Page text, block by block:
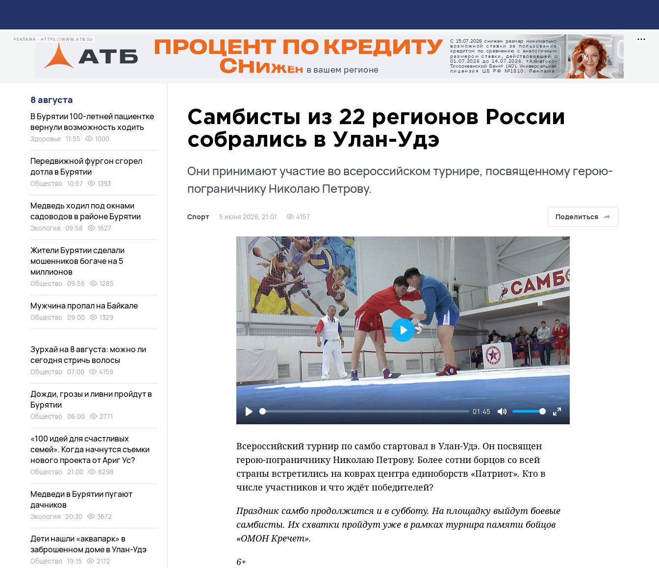
РЕКЛАМА • HTTPS://WWW.ATB.SU
Самбисты из 22 регионов России
собрались в Улан-Удэ
Они принимают участие во всероссийском турнире, посвященному герою-
пограничнику Николаю Петрову.
Спорт 5 июня 2026, 21:01 4157 Поделиться
Play
01:45
Mute
Enter
Play
Всероссийский турнир по самбо стартовал в Улан-Удэ. Он посвящен
герою-пограничнику Николаю Петрову. Более сотни борцов со всей
страны встретились на коврах центра единоборств «Патриот». Кто в
числе участников и что ждёт победителей?
Праздник самбо продолжится и в субботу. На площадку выйдут боевые
самбисты. Их схватки пройдут уже в рамках турнира памяти бойцов
«ОМОН Кречет».
6+
8 августа
В Бурятии 100-летней пациентке
вернули возможность ходить
Здоровье 11:55 1000
Передвижной фургон сгорел
дотла в Бурятии
Общество 10:57 1393
Медведь ходил под окнами
садоводов в районе Бурятии
Экология 09:58 1627
Жители Бурятии сделали
мошенников богаче на 5
миллионов
Общество 09:56 1285
Мужчина пропал на Байкале
Общество 09:00 1329
Зурхай на 8 августа: можно ли
сегодня стричь волосы
Общество 07:00 4159
Дожди, грозы и ливни пройдут в
Бурятии
Общество 06:00 2771
«100 идей для счастливых
семей». Когда начнутся съемки
нового проекта от Ариг Ус?
Общество 21:00 6298
Медведи в Бурятии пугают
дачников
Экология 20:30 3672
Дети нашли «аквапарк» в
заброшенном доме в Улан-Удэ
Общество 19:15 2172